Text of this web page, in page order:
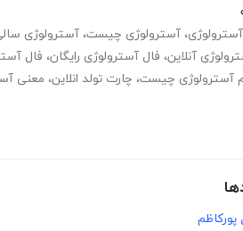
آسترولوژی، آسترولوژی چیست، آسترولوژی
آنلاین، فال آسترولوژی رایگان، فال
آسترولوژی چیست، چارت تولد انلاین، معنی
پورکاظم